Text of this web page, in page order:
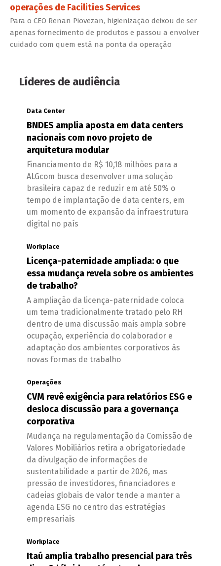
operações de Facilities Services
Para o CEO Renan Piovezan, higienização deixou de ser
apenas fornecimento de produtos e passou a envolver
cuidado com quem está na ponta da operação
Líderes de audiência
Data Center
BNDES amplia aposta em data centers
nacionais com novo projeto de
arquitetura modular
Financiamento de R$ 10,18 milhões para a
ALGcom busca desenvolver uma solução
brasileira capaz de reduzir em até 50% o
tempo de implantação de data centers, em
um momento de expansão da infraestrutura
digital no país
Workplace
Licença-paternidade ampliada: o que
essa mudança revela sobre os ambientes
de trabalho?
A ampliação da licença-paternidade coloca
um tema tradicionalmente tratado pelo RH
dentro de uma discussão mais ampla sobre
ocupação, experiência do colaborador e
adaptação dos ambientes corporativos às
novas formas de trabalho
Operações
CVM revê exigência para relatórios ESG e
desloca discussão para a governança
corporativa
Mudança na regulamentação da Comissão de
Valores Mobiliários retira a obrigatoriedade
da divulgação de informações de
sustentabilidade a partir de 2026, mas
pressão de investidores, financiadores e
cadeias globais de valor tende a manter a
agenda ESG no centro das estratégias
empresariais
Workplace
Itaú amplia trabalho presencial para três